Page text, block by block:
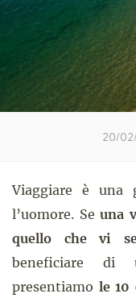
20/
Viaggiare è
l’uomore. Seuna
quello che vi
beneficiare di
presentiamo le 10